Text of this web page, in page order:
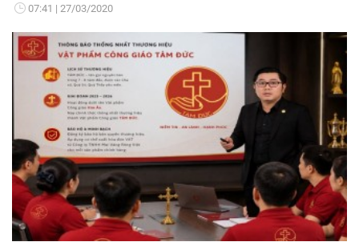
07:41 27/03/2020